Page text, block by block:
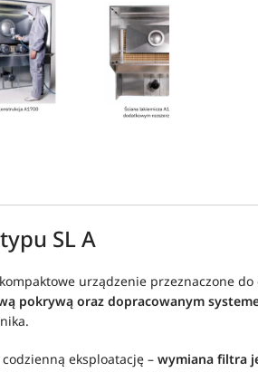
SL A
urządzenie przeznaczone
pokrywą oraz dopracowanym
eksploatację – wymiana filtra